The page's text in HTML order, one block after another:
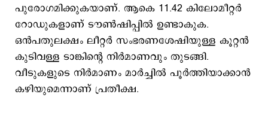
പുരോഗമിക്കുകയാണ്. ആകെ 11.42 കിലോമീറ്റര്‍
റോഡുകളാണ് ടൗണ്‍ഷിപ്പില്‍ ഉണ്ടാകുക.
ഒന്‍പതുലക്ഷം ലീറ്റര്‍ സംഭരണശേഷിയുള്ള കൂറ്റന്‍
കുടിവള്ള ടാങ്കിന്‍റെ നിര്‍മാണവും തുടങ്ങി.
വീടുകളുടെ നിര്‍മാണം മാര്‍ച്ചില്‍ പൂര്‍ത്തിയാക്കാന്‍
കഴിയുമെന്നാണ് പ്രതീക്ഷ.